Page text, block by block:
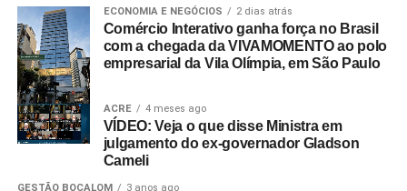
ECONOMIA E NEGÓCIOS 2 dias atrás
Comércio Interativo ganha força no Brasil
com a chegada da VIVAMOMENTO ao polo
empresarial da Vila Olímpia, em São Paulo
ACRE 4 meses ago
VÍDEO: Veja o que disse Ministra em
julgamento do ex-governador Gladson
Cameli
GESTÃO BOCALOM 3 anos ago